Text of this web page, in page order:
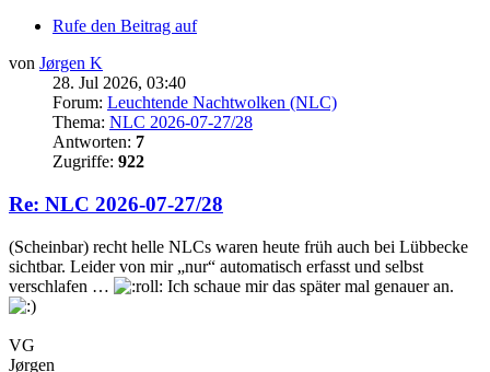
Rufe den Beitrag auf
von Jørgen K
28. Jul 2026, 03:40
Forum: Leuchtende Nachtwolken (NLC)
Thema: NLC 2026-07-27/28
Antworten: 7
Zugriffe: 922
Re: NLC 2026-07-27/28
(Scheinbar) recht helle NLCs waren heute früh auch bei Lübbecke
sichtbar. Leider von mir „nur“ automatisch erfasst und selbst
verschlafen …
Ich schaue mir das später mal genauer an.
VG
Jørgen